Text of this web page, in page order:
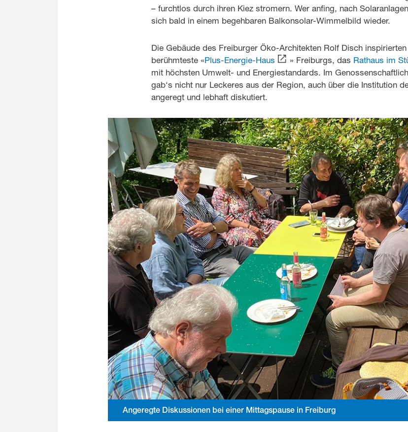
– furchtlos durch ihren Kiez stromern. Wer anfing, nach
sich bald in einem begehbaren Balkonsolar-Wimmelbild wieder.
Die Gebäude des Freiburger Öko-Architekten Rolf Disch
berühmteste «Plus-Energie-Haus » Freiburgs, das Rathaus im
mit höchsten Umwelt- und Energiestandards. Im
gab‘s nicht nur Leckeres aus der Region, auch über die Institution
angeregt und lebhaft diskutiert.
Angeregte Diskussionen bei einer Mittagspause in Freiburg